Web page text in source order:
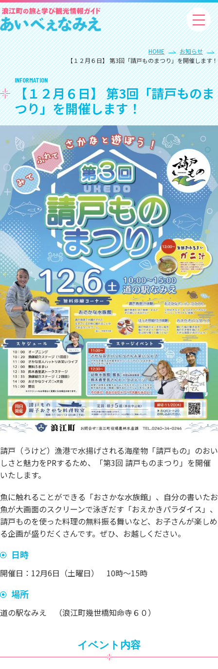
HOME
お知らせ
【１２月６日】 第3回「請戸ものまつり」を開催します！
INFORMATION
【１２月６日】 第3回「請戸ものま
つり」を開催します！
請戸（うけど）漁港で水揚げされる海産物「請戸もの」のおい
しさと魅力をPRするため、「第3回 請戸ものまつり」を開催
いたします。
魚に触れることができる「おさかな水族館」、自分の書いたお
魚が大画面のスクリーンで泳ぎだす「おえかきパラダイス」、
請戸ものを使った料理の無料振る舞いなど、お子さんが楽しめ
る企画が盛りだくさんです。ぜひ、お越しください。
日時
開催日：12月6日（土曜日） 10時～15時
場所
道の駅なみえ （浪江町幾世橋知命寺６０）
イベント内容